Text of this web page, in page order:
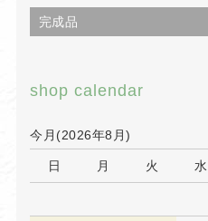
完成品
shop calendar
今月(2026年8月)
日 月 火 水